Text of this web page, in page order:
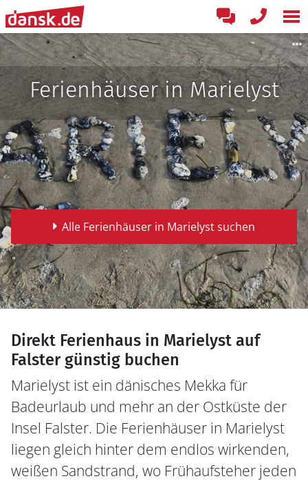
Ferienhäuser in Marielyst
Alle Ferienhäuser in Marielyst suchen
Direkt Ferienhaus in Marielyst auf
Falster günstig buchen
Marielyst ist ein dänisches Mekka für
Badeurlaub und mehr an der Ostküste der
Insel Falster. Die Ferienhäuser in Marielyst
liegen gleich hinter dem endlos wirkenden,
weißen Sandstrand, wo Frühaufsteher jeden